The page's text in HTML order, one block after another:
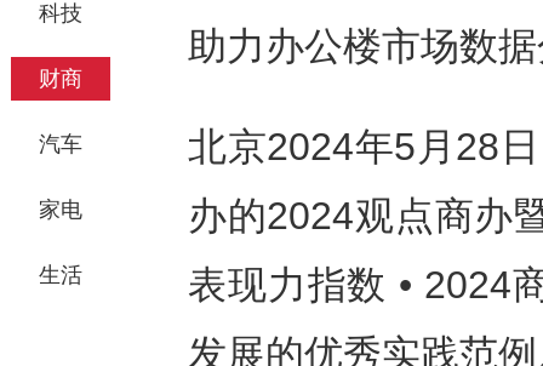
科技
财商
汽车
家电
生活
助力办公楼市场数
北京2024年5月28
办的2024观点商办
表现力指数 • 2024
发展的优秀实践范